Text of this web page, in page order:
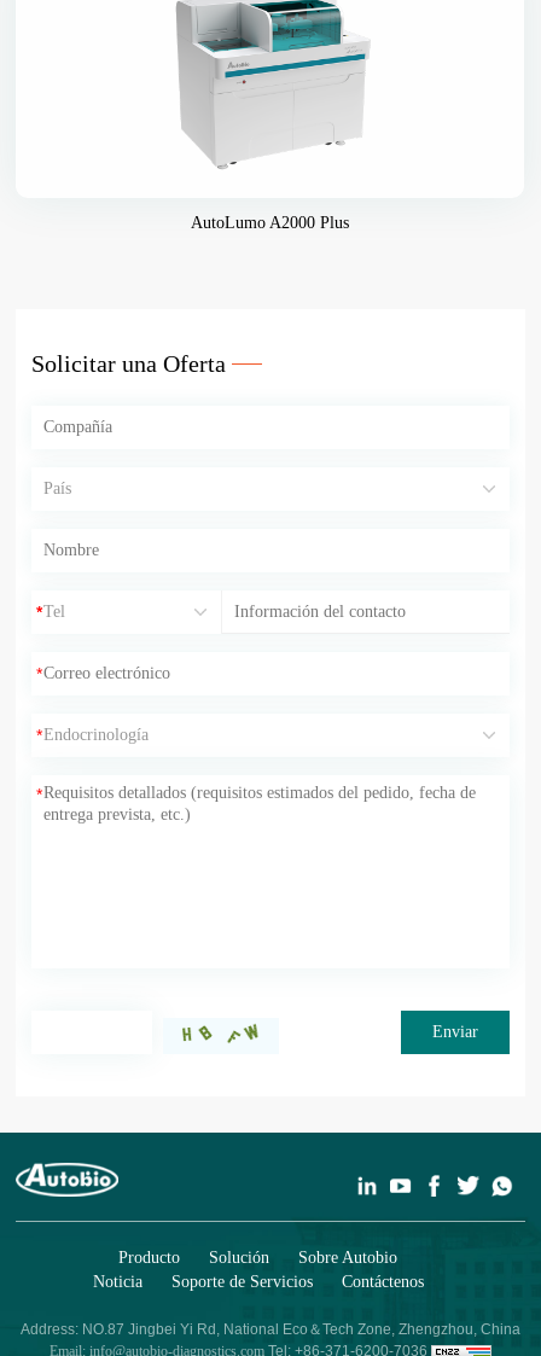
AutoLumo A2000 Plus
Solicitar una Oferta
*
*
*
*
*
Enviar
Producto Solución
Sobre Autobio
Noticia
Soporte de Servicios Contáctenos
Address: NO.87 Jingbei Yi Rd, National Eco＆Tech Zone, Zhengzhou, China
Email: info@autobio-diagnostics.com Tel: +86-371-6200-7036